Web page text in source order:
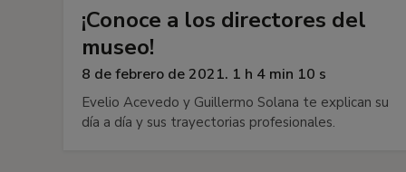
¡Conoce a los directores del
museo!
8 de febrero de 2021. 1 h 4 min 10 s
Evelio Acevedo y Guillermo Solana te explican su
día a día y sus trayectorias profesionales.